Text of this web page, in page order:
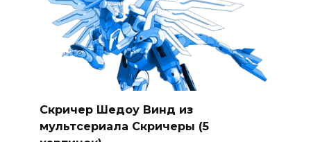
Скричер Шедоу Винд из
мультсериала Скричеры (5